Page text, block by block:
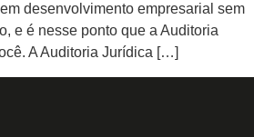
desenvolvimento empresarial sem
e é nesse ponto que a Auditoria
A Auditoria Jurídica […]